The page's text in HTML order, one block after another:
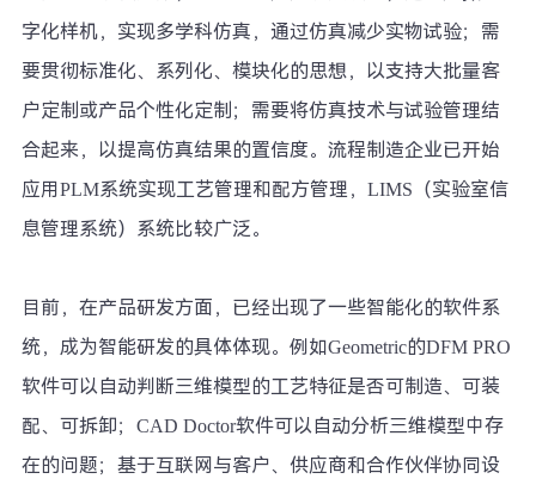
字化样机，实现多学科仿真，通过仿真减少实物试验；需
要贯彻标准化、系列化、模块化的思想，以支持大批量客
户定制或产品个性化定制；需要将仿真技术与试验管理结
合起来，以提高仿真结果的置信度。流程制造企业已开始
应用PLM系统实现工艺管理和配方管理，LIMS（实验室信
息管理系统）系统比较广泛。
目前，在产品研发方面，已经出现了一些智能化的软件系
统，成为智能研发的具体体现。例如Geometric的DFM PRO
软件可以自动判断三维模型的工艺特征是否可制造、可装
配、可拆卸；CAD Doctor软件可以自动分析三维模型中存
在的问题；基于互联网与客户、供应商和合作伙伴协同设